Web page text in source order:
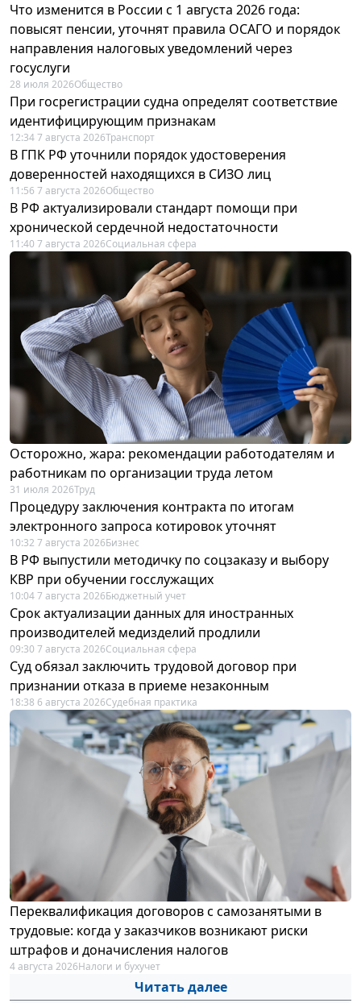
Что изменится в России с 1 августа 2026 года:
повысят пенсии, уточнят правила ОСАГО и порядок
направления налоговых уведомлений через
госуслуги
28 июля 2026Общество
При госрегистрации судна определят соответствие
идентифицирующим признакам
12:34 7 августа 2026Транспорт
В ГПК РФ уточнили порядок удостоверения
доверенностей находящихся в СИЗО лиц
11:56 7 августа 2026Общество
В РФ актуализировали стандарт помощи при
хронической сердечной недостаточности
11:40 7 августа 2026Социальная сфера
Осторожно, жара: рекомендации работодателям и
работникам по организации труда летом
31 июля 2026Труд
Процедуру заключения контракта по итогам
электронного запроса котировок уточнят
10:32 7 августа 2026Бизнес
В РФ выпустили методичку по соцзаказу и выбору
КВР при обучении госслужащих
10:04 7 августа 2026Бюджетный учет
Срок актуализации данных для иностранных
производителей медизделий продлили
09:30 7 августа 2026Социальная сфера
Суд обязал заключить трудовой договор при
признании отказа в приеме незаконным
18:38 6 августа 2026Судебная практика
Переквалификация договоров с самозанятыми в
трудовые: когда у заказчиков возникают риски
штрафов и доначисления налогов
4 августа 2026Налоги и бухучет
Читать далее